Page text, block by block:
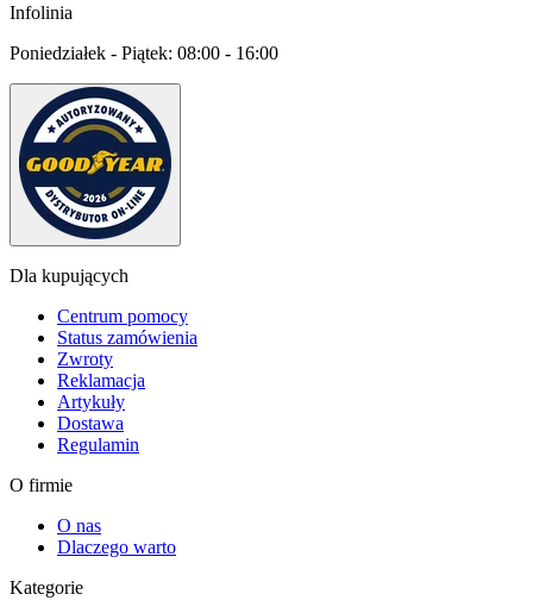
Infolinia
Poniedziałek - Piątek: 08:00 - 16:00
Dla kupujących
Centrum pomocy
Status zamówienia
Zwroty
Reklamacja
Artykuły
Dostawa
Regulamin
O firmie
O nas
Dlaczego warto
Kategorie